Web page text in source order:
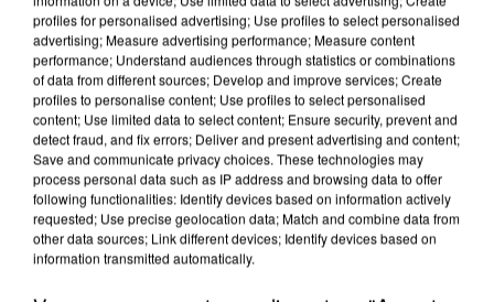
profiles for personalised advertising; Use profiles to select personalised
advertising; Measure advertising performance; Measure content
performance; Understand audiences through statistics or combinations
of data from different sources; Develop and improve services; Create
profiles to personalise content; Use profiles to select personalised
content; Use limited data to select content; Ensure security, prevent and
detect fraud, and fix errors; Deliver and present advertising and content;
Save and communicate privacy choices. These technologies may
process personal data such as IP address and browsing data to offer
following functionalities: Identify devices based on information actively
requested; Use precise geolocation data; Match and combine data from
other data sources; Link different devices; Identify devices based on
information transmitted automatically.